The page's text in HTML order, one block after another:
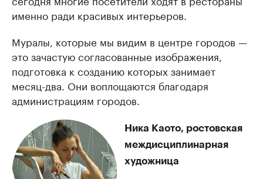
именно ради красивых интерьеров.
Муралы, которые мы видим в центре городов —
это зачастую согласованные изображения,
подготовка к созданию которых занимает
месяц-два. Они воплощаются благодаря
администрациям городов.
Ника Каото, ростовская
междисциплинарная
художница